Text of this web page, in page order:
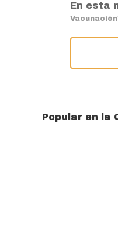
En esta
Vacunación
Popular en la